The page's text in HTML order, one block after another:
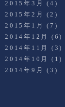
2015年3月
(4)
2015年2月
(2)
2015年1月
(7)
2014年12月
(6)
2014年11月
(3)
2014年10月
(1)
2014年9月
(3)